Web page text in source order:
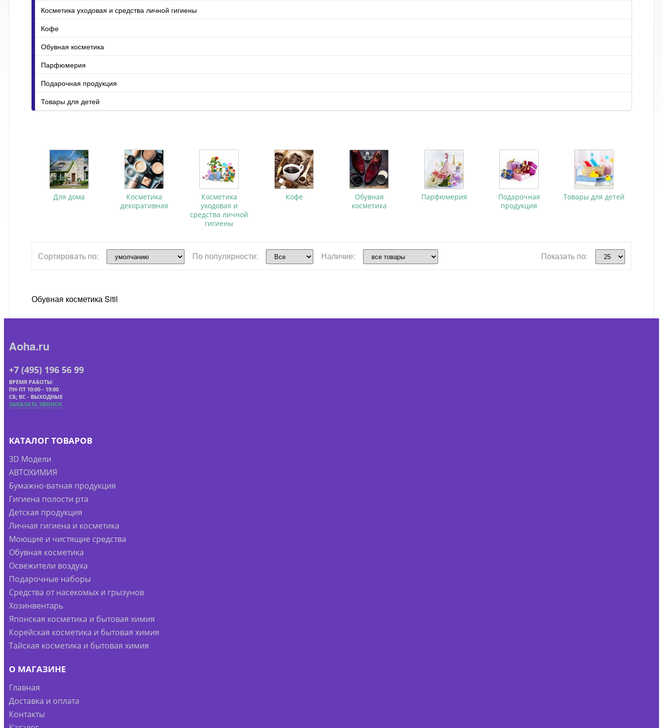
Косметика уходовая и средства личной гигиены
Кофе
Обувная косметика
Парфюмерия
Подарочная продукция
Товары для детей
Для дома
Косметика
декоративная
Косметика
уходовая и
средства личной
гигиены
Кофе
Обувная
косметика
Парфюмерия
Подарочная
продукция
Товары для детей
Сортировать по: По популярности: Наличие: Показать по:
Обувная косметика Sitil
Aoha.ru
+7 (495) 196 56 99
ВРЕМЯ РАБОТЫ:
ПН-ПТ 10:00 - 19:00
СБ; ВС - ВЫХОДНЫЕ
ЗАКАЗАТЬ ЗВОНОК
КАТАЛОГ ТОВАРОВ
3D Модели
АВТОХИМИЯ
Бумажно-ватная продукция
Гигиена полости рта
Детская продукция
Личная гигиена и косметика
Моющие и чистящие средства
Обувная косметика
Освежители воздуха
Подарочные наборы
Средства от насекомых и грызунов
Хозинвентарь
Японская косметика и бытовая химия
Корейская косметика и бытовая химия
Тайская косметика и бытовая химия
О МАГАЗИНЕ
Главная
Доставка и оплата
Контакты